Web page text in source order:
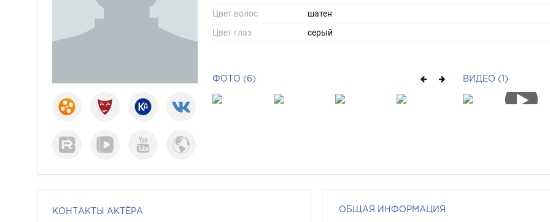
Цвет волос
шатен
Цвет глаз
серый
ФОТО (6) ВИДЕО (1)
КОНТАКТЫ АКТЁРА ОБЩАЯ ИНФОРМАЦИЯ